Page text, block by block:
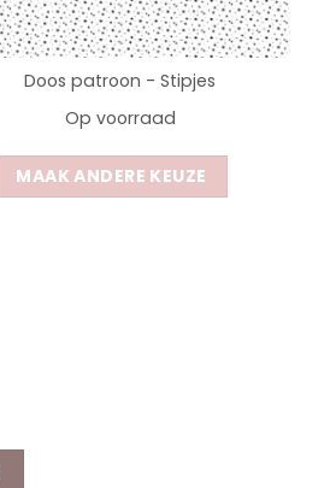
Doos patroon - Stipjes
Op voorraad
MAAK ANDERE KEUZE